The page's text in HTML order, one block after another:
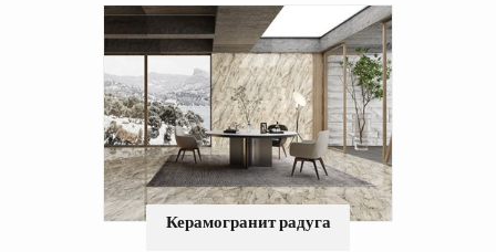
Керамогранит радуга